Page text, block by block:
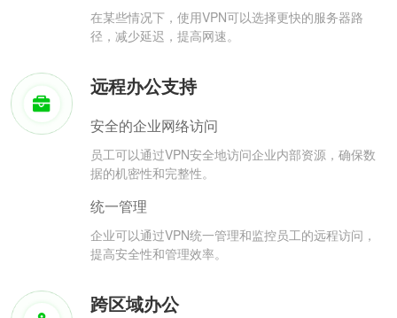
在某些情况下，使用VPN可以选择更快的服务器路
径，减少延迟，提高网速。
远程办公支持
安全的企业网络访问
员工可以通过VPN安全地访问企业内部资源，确保数
据的机密性和完整性。
统一管理
企业可以通过VPN统一管理和监控员工的远程访问，
提高安全性和管理效率。
跨区域办公